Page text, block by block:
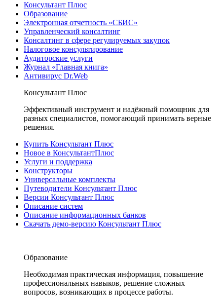
Консультант Плюс
Образование
Электронная отчетность «СБИС»
Управленческий консалтинг
Консалтинг в сфере регулируемых закупок
Налоговое консультирование
Аудиторские услуги
Журнал «Главная книга»
Антивирус Dr.Web
Консультант Плюс
Эффективный инструмент и надёжный помощник для
разных специалистов, помогающий принимать верные
решения.
Купить Консультант Плюс
Новое в КонсультантПлюс
Услуги и поддержка
Конструкторы
Универсальные комплекты
Путеводители Консультант Плюс
Версии Консультант Плюс
Описание систем
Описание информационных банков
Скачать демо-версию Консультант Плюс
Образование
Необходимая практическая информация, повышение
профессиональных навыков, решение сложных
вопросов, возникающих в процессе работы.